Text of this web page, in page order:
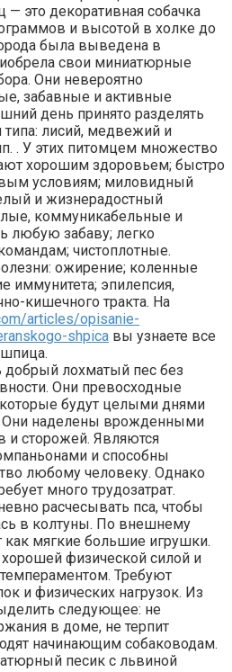
это декоративная собачка
и высотой в холке до
была выведена в
свои миниатюрные
Они невероятно
забавные и активные
день принято разделять
типа: лисий, медвежий и
. У этих питомцем множество
хорошим здоровьем; быстро
условиям; миловидный
и жизнерадостный
коммуникабельные и
любую забаву; легко
чистоплотные.
ожирение; коленные
иммунитета; эпилепсия,
кишечного тракта. На
articles/opisanie-
shpica вы узнаете все
добрый лохматый пес без
Они превосходные
будут целыми днями
Они наделены врожденными
и сторожей. Являются
и способны
любому человеку. Однако
много трудозатрат.
расчесывать пса, чтобы
в колтуны. По внешнему
как мягкие большие игрушки.
физической силой и
Требуют
и физических нагрузок. Из
следующее: не
в доме, не терпит
начинающим собаководам.
песик с львиной